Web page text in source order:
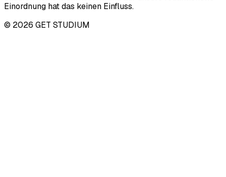
Einordnung hat das keinen Einfluss.
© 2026 GET STUDIUM